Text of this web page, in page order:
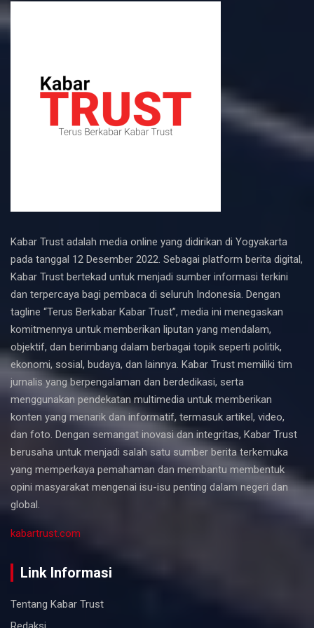
Kabar Trust adalah media online yang didirikan di Yogyakarta
pada tanggal 12 Desember 2022. Sebagai platform berita digital,
Kabar Trust bertekad untuk menjadi sumber informasi terkini
dan terpercaya bagi pembaca di seluruh Indonesia. Dengan
tagline “Terus Berkabar Kabar Trust”, media ini menegaskan
komitmennya untuk memberikan liputan yang mendalam,
objektif, dan berimbang dalam berbagai topik seperti politik,
ekonomi, sosial, budaya, dan lainnya. Kabar Trust memiliki tim
jurnalis yang berpengalaman dan berdedikasi, serta
menggunakan pendekatan multimedia untuk memberikan
konten yang menarik dan informatif, termasuk artikel, video,
dan foto. Dengan semangat inovasi dan integritas, Kabar Trust
berusaha untuk menjadi salah satu sumber berita terkemuka
yang memperkaya pemahaman dan membantu membentuk
opini masyarakat mengenai isu-isu penting dalam negeri dan
global.
kabartrust.com
Link Informasi
Tentang Kabar Trust